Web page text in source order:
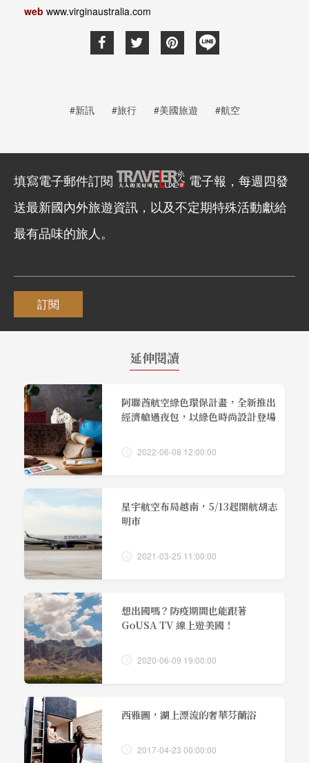
web www.virginaustralia.com
#新訊 #旅行 #美國旅遊 #航空
填寫電子郵件訂閱
電子報，每週四發
送最新國內外旅遊資訊，以及不定期特殊活動獻給
最有品味的旅人。
訂閱
延伸閱讀
阿聯酋航空綠色環保計畫，全新推出
經濟艙過夜包，以綠色時尚設計登場
2022-06-08 12:00:00
星宇航空布局越南，5/13起開航胡志
明市
2021-03-25 11:00:00
想出國嗎？防疫期間也能跟著
GoUSA TV 線上遊美國！
2020-06-09 19:00:00
西雅圖，湖上漂流的奢華芬蘭浴
2017-04-23 00:00:00